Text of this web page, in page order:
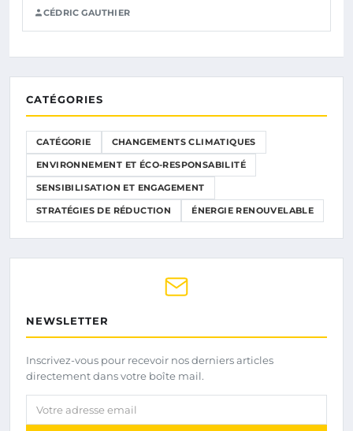
CÉDRIC GAUTHIER
CATÉGORIES
CATÉGORIE CHANGEMENTS CLIMATIQUES
ENVIRONNEMENT ET ÉCO-RESPONSABILITÉ
SENSIBILISATION ET ENGAGEMENT
STRATÉGIES DE RÉDUCTION ÉNERGIE RENOUVELABLE
NEWSLETTER
Inscrivez-vous pour recevoir nos derniers articles
directement dans votre boîte mail.
Votre adresse email